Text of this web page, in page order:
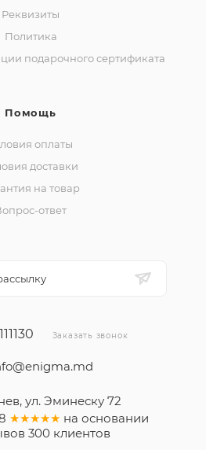
Реквизиты
Политика
подарочного сертификата
Помощь
оплаты
доставки
на товар
ответ
Заказать звонок
ул. Эминеску 72
★★★★★ на основании
300клиентов